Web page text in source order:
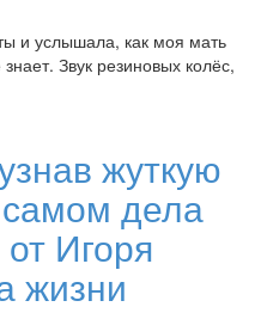
и услышала, как моя мать
Звук резиновых колёс,
жуткую
дела
Игоря
жизни